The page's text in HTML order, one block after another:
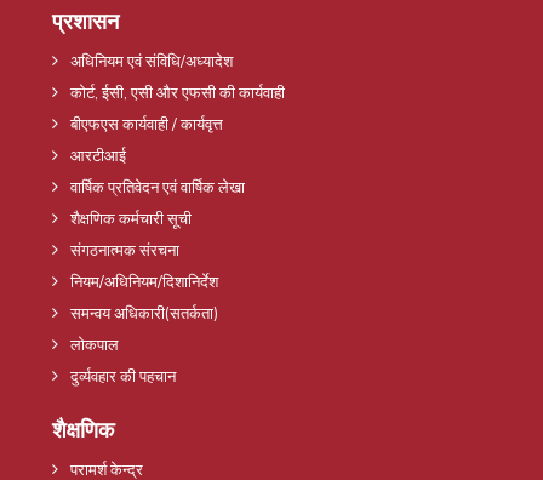
प्रशासन
अधिनियम एवं संविधि/अध्यादेश
कोर्ट, ईसी, एसी और एफसी की कार्यवाही
बीएफएस कार्यवाही / कार्यवृत्त
आरटीआई
वार्षिक प्रतिवेदन एवं वार्षिक लेखा
शैक्षणिक कर्मचारी सूची
संगठनात्मक संरचना
नियम/अधिनियम/दिशानिर्देश
समन्वय अधिकारी(सतर्कता)
लोकपाल
दुर्व्यवहार की पहचान
शैक्षणिक
परामर्श केन्द्र